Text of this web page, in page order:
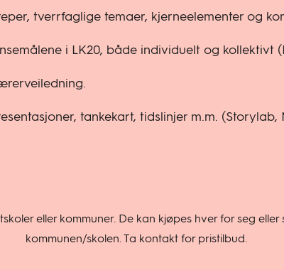
tverrfaglige temaer, kjerneelementer og
i LK20, både individuelt og kollektivt
tankekart, tidslinjer m.m.
eller kommuner. De kan kjøpes hver for seg
kommunen/skolen. Ta kontakt for pristilbud.